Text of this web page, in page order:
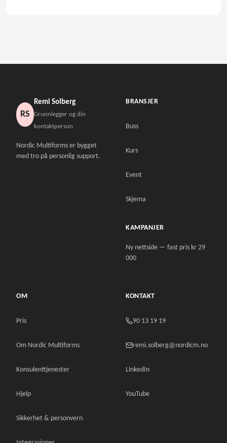
RS
Remi Solberg
Grunnlegger og din
kontaktperson
Nordic Multiforms er bygget
med tro på personlig support.
BRANSJER
Buss
Kurs
Event
Skjema
KAMPANJER
Ny nettside — fast pris kr 29
000
OM
Pris
Om Nordic Multiforms
Konsulenttjenester
Hjelp
Sikkerhet & personvern
KONTAKT
90 13 19 19
remi.solberg@nordicm.no
LinkedIn
YouTube